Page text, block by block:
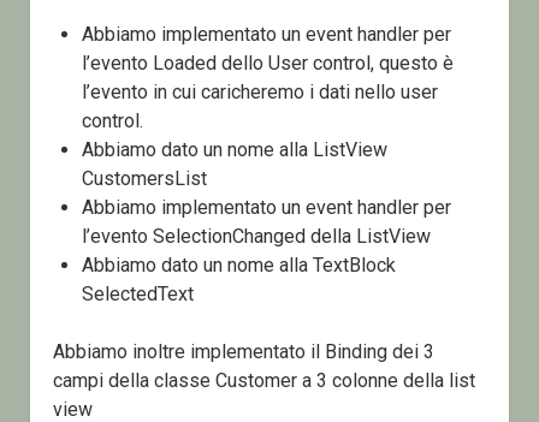
Abbiamo implementato un event handler per
l’evento Loaded dello User control, questo è
l’evento in cui caricheremo i dati nello user
control.
Abbiamo dato un nome alla ListView
CustomersList
Abbiamo implementato un event handler per
l’evento SelectionChanged della ListView
Abbiamo dato un nome alla TextBlock
SelectedText
Abbiamo inoltre implementato il Binding dei 3
campi della classe Customer a 3 colonne della list
view